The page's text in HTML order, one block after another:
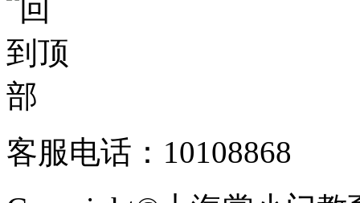
客服电话：10108868